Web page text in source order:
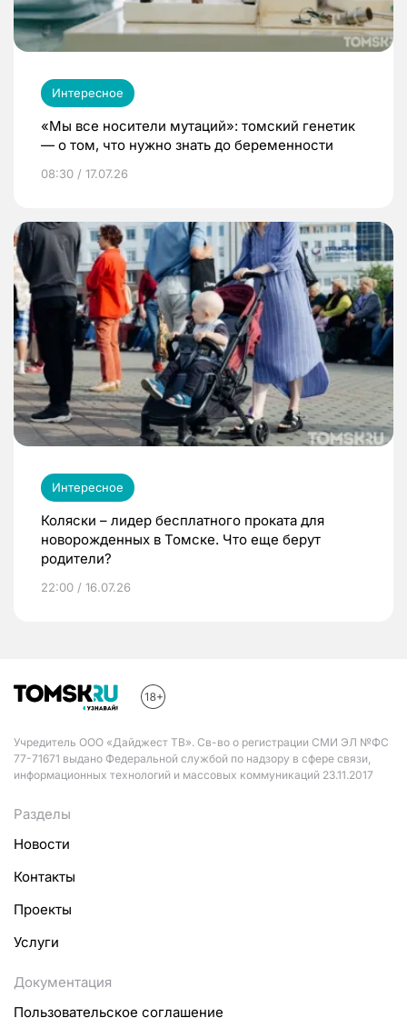
Интересное
«Мы все носители мутаций»: томский генетик
— о том, что нужно знать до беременности
08:30 / 17.07.26
Интересное
Коляски – лидер бесплатного проката для
новорожденных в Томске. Что еще берут
родители?
22:00 / 16.07.26
Учредитель ООО «Дайджест ТВ». Св-во о регистрации СМИ ЭЛ №ФС
77-71671 выдано Федеральной службой по надзору в сфере связи,
информационных технологий и массовых коммуникаций 23.11.2017
Разделы
Новости
Контакты
Проекты
Услуги
Документация
Пользовательское соглашение